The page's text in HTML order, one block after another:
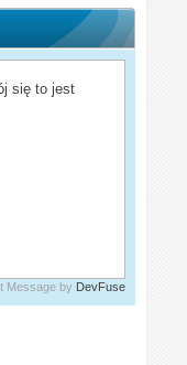
się to jest
Message by DevFuse